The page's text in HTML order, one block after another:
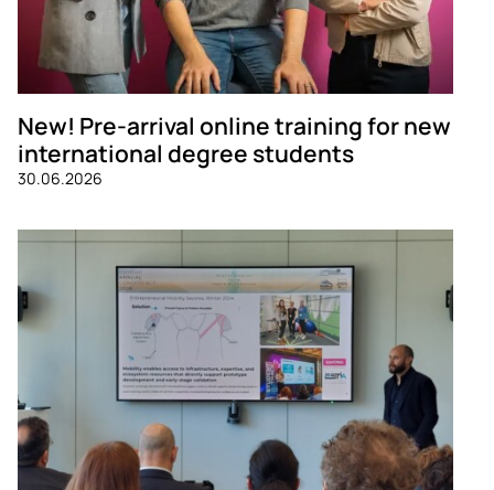
New! Pre-arrival online training for new
international degree students
30.06.2026